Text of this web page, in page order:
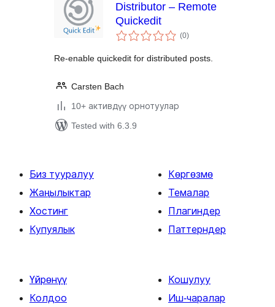
Distributor – Remote
Quickedit
(0total
ratings
)
Re-enable quickedit for distributed posts.
Carsten Bach
10+ активдүү орнотуулар
Tested with 6.3.9
Биз тууралуу
Жаңылыктар
Хостинг
Купуялык
Көргөзмө
Темалар
Плагиндер
Паттерндер
Үйрөнүү
Колдоо
Кошулуу
Иш-чаралар